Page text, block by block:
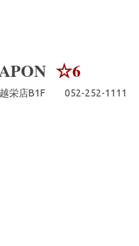
☆6
越栄店B1F 052-252-1111